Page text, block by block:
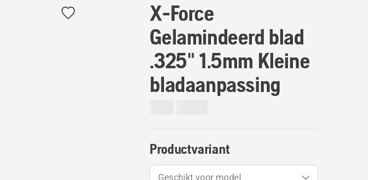
X-Force
Gelamindeerd blad
.325" 1.5mm Kleine
bladaanpassing
Productvariant
Geschikt voor model